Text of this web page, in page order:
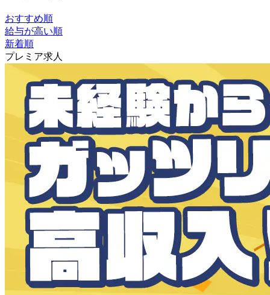
おすすめ順
給与が高い順
新着順
プレミア求人